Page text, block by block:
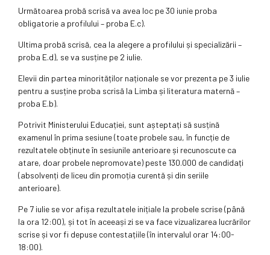
Următoarea probă scrisă va avea loc pe 30 iunie proba
obligatorie a profilului – proba E.c).
Ultima probă scrisă, cea la alegere a profilului și specializării –
proba E.d), se va susține pe 2 iulie.
Elevii din partea minorităților naționale se vor prezenta pe 3 iulie
pentru a susține proba scrisă la Limba și literatura maternă –
proba E.b).
Potrivit Ministerului Educației, sunt așteptați să susțină
examenul în prima sesiune (toate probele sau, în funcție de
rezultatele obținute în sesiunile anterioare și recunoscute ca
atare, doar probele nepromovate) peste 130.000 de candidați
(absolvenți de liceu din promoția curentă și din seriile
anterioare).
Pe 7 iulie se vor afișa rezultatele inițiale la probele scrise (până
la ora 12:00), și tot în aceeași zi se va face vizualizarea lucrărilor
scrise și vor fi depuse contestațiile (în intervalul orar 14:00-
18:00).